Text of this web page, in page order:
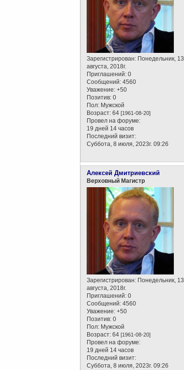
Зарегистрирован: Понедельник, 13
августа, 2018г.
Приглашений: 0
Сообщений: 4560
Уважение: +50
Позитив: 0
Пол: Мужской
Возраст: 64[1961-08-20]
Провел на форуме:
19 дней 14 часов
Последний визит:
Суббота, 8 июля, 2023г. 09:26
Алексей Дмитриевский
Верховный Магистр
Зарегистрирован: Понедельник, 13
августа, 2018г.
Приглашений: 0
Сообщений: 4560
Уважение: +50
Позитив: 0
Пол: Мужской
Возраст: 64[1961-08-20]
Провел на форуме:
19 дней 14 часов
Последний визит:
Суббота, 8 июля, 2023г. 09:26